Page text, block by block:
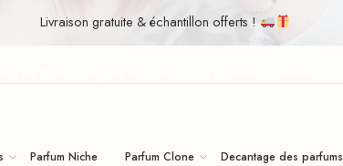
Livraison gratuite & échantillon offerts !
Parfum Niche Parfum Clone Decantage des parfums